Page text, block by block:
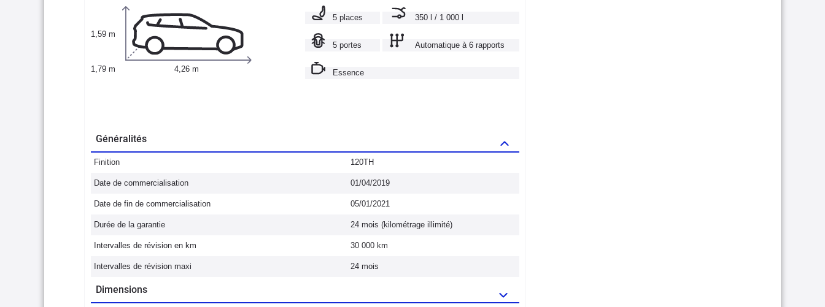
1,59 m
1,79 m 4,26 m
5 places 350 l / 1 000 l
5 portes Automatique à 6 rapports
Essence
Généralités
Finition 120TH
Date de commercialisation 01/04/2019
Date de fin de commercialisation 05/01/2021
Durée de la garantie 24 mois (kilométrage illimité)
Intervalles de révision en km 30 000 km
Intervalles de révision maxi 24 mois
Dimensions